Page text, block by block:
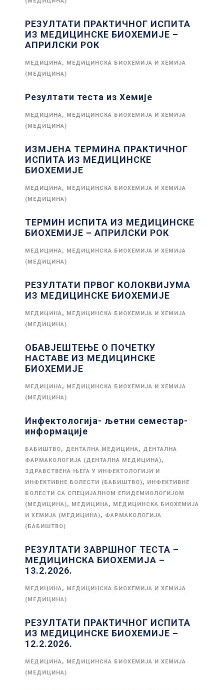
РЕЗУЛТАТИ ПРАКТИЧНОГ ИСПИТА
ИЗ МЕДИЦИНСКЕ БИОХЕМИЈЕ –
АПРИЛСКИ РОК
МЕДИЦИНА, МЕДИЦИНСКА БИОХЕМИЈА И ХЕМИЈА
(МЕДИЦИНА)
Резултати теста из Хемије
МЕДИЦИНА, МЕДИЦИНСКА БИОХЕМИЈА И ХЕМИЈА
(МЕДИЦИНА)
ИЗМЈЕНА ТЕРМИНА ПРАКТИЧНОГ
ИСПИТА ИЗ МЕДИЦИНСКЕ
БИОХЕМИЈЕ
МЕДИЦИНА, МЕДИЦИНСКА БИОХЕМИЈА И ХЕМИЈА
(МЕДИЦИНА)
ТЕРМИН ИСПИТА ИЗ МЕДИЦИНСКЕ
БИОХЕМИЈЕ – АПРИЛСКИ РОК
МЕДИЦИНА, МЕДИЦИНСКА БИОХЕМИЈА И ХЕМИЈА
(МЕДИЦИНА)
РЕЗУЛТАТИ ПРВОГ КОЛОКВИЈУМА
ИЗ МЕДИЦИНСКЕ БИОХЕМИЈЕ
МЕДИЦИНА, МЕДИЦИНСКА БИОХЕМИЈА И ХЕМИЈА
(МЕДИЦИНА)
ОБАВЈЕШТЕЊЕ О ПОЧЕТКУ
НАСТАВЕ ИЗ МЕДИЦИНСКЕ
БИОХЕМИЈЕ
МЕДИЦИНА, МЕДИЦИНСКА БИОХЕМИЈА И ХЕМИЈА
(МЕДИЦИНА)
Инфектологија- љетни семестар-
информације
БАБИШТВО, ДЕНТАЛНА МЕДИЦИНА, ДЕНТАЛНА
ФАРМАКОЛОГИЈА (ДЕНТАЛНА МЕДИЦИНА),
ЗДРАВСТВЕНА ЊЕГА У ИНФЕКТОЛОГИЈИ И
ИНФЕКТИВНЕ БОЛЕСТИ (БАБИШТВО), ИНФЕКТИВНЕ
БОЛЕСТИ СА СПЕЦИЈАЛНОМ ЕПИДЕМИОЛОГИЈОМ
(МЕДИЦИНА), МЕДИЦИНА, МЕДИЦИНСКА БИОХЕМИЈА
И ХЕМИЈА (МЕДИЦИНА), ФАРМАКОЛОГИЈА
(БАБИШТВО)
РЕЗУЛТАТИ ЗАВРШНОГ ТЕСТА –
МЕДИЦИНСКА БИОХЕМИЈА –
13.2.2026.
МЕДИЦИНА, МЕДИЦИНСКА БИОХЕМИЈА И ХЕМИЈА
(МЕДИЦИНА)
РЕЗУЛТАТИ ПРАКТИЧНОГ ИСПИТА
ИЗ МЕДИЦИНСКЕ БИОХЕМИЈЕ –
12.2.2026.
МЕДИЦИНА, МЕДИЦИНСКА БИОХЕМИЈА И ХЕМИЈА
(МЕДИЦИНА)